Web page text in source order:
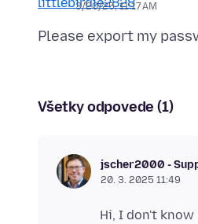
3/20/25, 11:17 AM
Všetky odpovede (1)
jscher2000 -
20. 3. 2025 11:49
Hi, I don't